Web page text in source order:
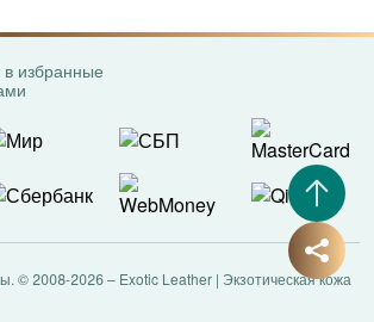
в избранные
© 2008-2026 – Exotic Leather | Экзотическая кожа